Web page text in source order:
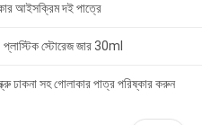
আইসক্রিম দই পাত্রে
প্লাস্টিক স্টোরেজ জার 30ml
ঢাকনা সহ গোলাকার পাত্র পরিষ্কার করুন